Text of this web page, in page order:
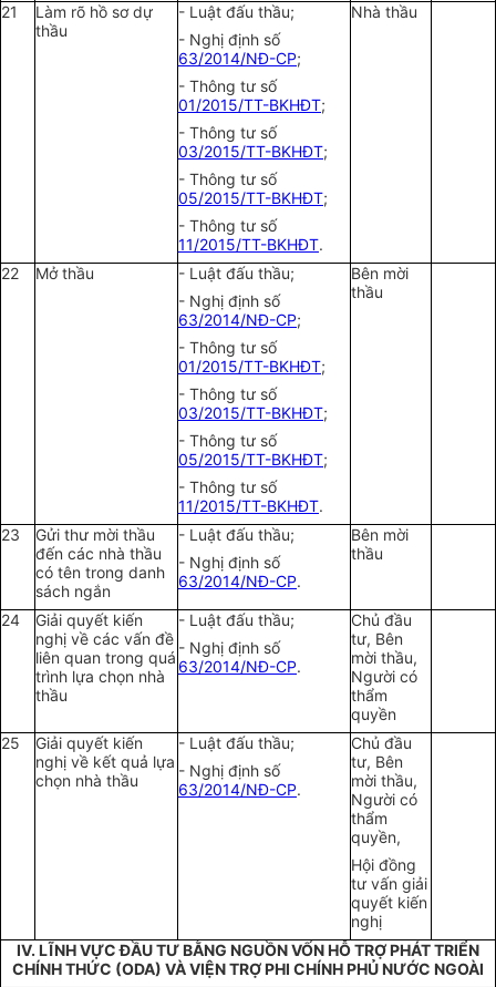
21
Làm rõ hồ sơ dự
thầu
- Luật đấu thầu;
- Nghị định số
63/2014/NĐ-CP;
- Thông tư số
01/2015/TT-BKHĐT;
- Thông tư số
03/2015/TT-BKHĐT;
- Thông tư số
05/2015/TT-BKHĐT;
- Thông tư số
11/2015/TT-BKHĐT.
Nhà thầu
22 Mở thầu
- Luật đấu thầu;
- Nghị định số
63/2014/NĐ-CP;
- Thông tư số
01/2015/TT-BKHĐT;
- Thông tư số
03/2015/TT-BKHĐT;
- Thông tư số
05/2015/TT-BKHĐT;
- Thông tư số
11/2015/TT-BKHĐT.
Bên mời
thầu
23
Gửi thư mời thầu
đến các nhà thầu
có tên trong danh
sách ngắn
- Luật đấu thầu;
- Nghị định số
63/2014/NĐ-CP.
Bên mời
thầu
24
Giải quyết kiến
nghị về các vấn đề
liên quan trong quá
trình lựa chọn nhà
thầu
- Luật đấu thầu;
- Nghị định số
63/2014/NĐ-CP.
Chủ đầu
tư, Bên
mời thầu,
Người có
thẩm
quyền
25
Giải quyết kiến
nghị về kết quả lựa
chọn nhà thầu
- Luật đấu thầu;
- Nghị định số
63/2014/NĐ-CP.
Chủ đầu
tư, Bên
mời thầu,
Người có
thẩm
quyền,
Hội đồng
tư vấn giải
quyết kiến
nghị
IV. LĨNH VỰC ĐẦU TƯ BẰNG NGUỒN VỐN HỖ TRỢ PHÁT TRIỂN
CHÍNH THỨC (ODA) VÀ VIỆN TRỢ PHI CHÍNH PHỦ NƯỚC NGOÀI